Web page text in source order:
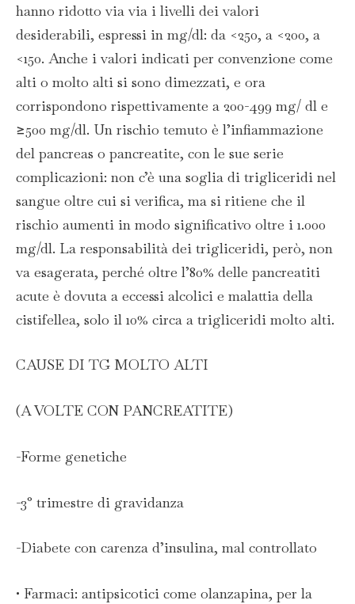
hanno ridotto via via i livelli dei valori
desiderabili, espressi in mg/dl: da <250, a <200, a
<150. Anche i valori indicati per convenzione come
alti o molto alti si sono dimezzati, e ora
corrispondono rispettivamente a 200-499 mg/ dl e
≥500 mg/dl. Un rischio temuto è l’infiammazione
del pancreas o pancreatite, con le sue serie
complicazioni: non c’è una soglia di trigliceridi nel
sangue oltre cui si verifica, ma si ritiene che il
rischio aumenti in modo significativo oltre i 1.000
mg/dl. La responsabilità dei trigliceridi, però, non
va esagerata, perché oltre l’80% delle pancreatiti
acute è dovuta a eccessi alcolici e malattia della
cistifellea, solo il 10% circa a trigliceridi molto alti.
CAUSE DI TG MOLTO ALTI
(A VOLTE CON PANCREATITE)
-Forme genetiche
-3° trimestre di gravidanza
-Diabete con carenza d’insulina, mal controllato
• Farmaci: antipsicotici come olanzapina, per la